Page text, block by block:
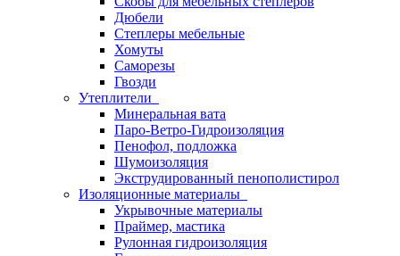
Дюбели
Степлеры мебельные
Хомуты
Саморезы
Гвозди
Утеплители
Минеральная вата
Паро-Ветро-Гидроизоляция
Пенофол, подложка
Шумоизоляция
Экструдированный пенополистирол
Изоляционные материалы
Укрывочные материалы
Праймер, мастика
Рулонная гидроизоляция